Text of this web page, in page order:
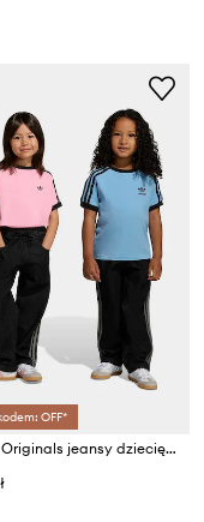
OFF*
adidas Originals jeansy dziecięce